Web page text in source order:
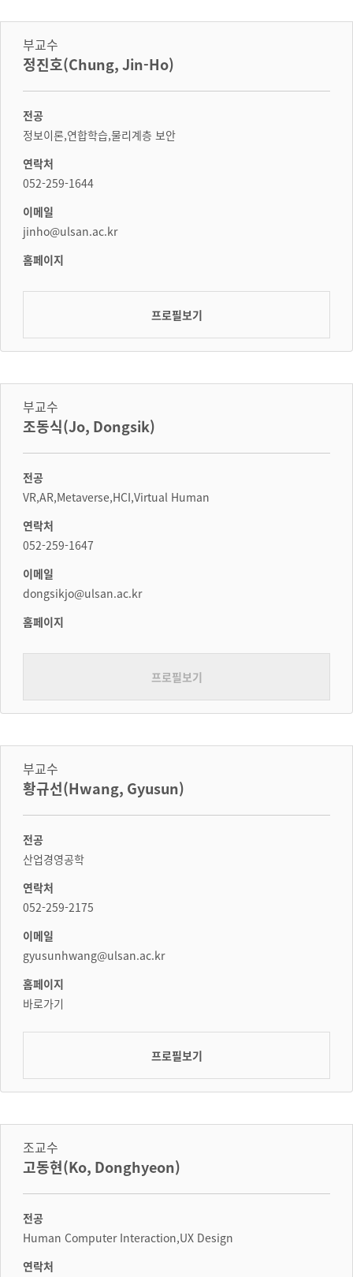
부교수
정진호(Chung, Jin-Ho)
전공
정보이론,연합학습,물리계층 보안
연락처
052-259-1644
이메일
jinho@ulsan.ac.kr
홈페이지
프로필보기
부교수
조동식(Jo, Dongsik)
전공
VR,AR,Metaverse,HCI,Virtual Human
연락처
052-259-1647
이메일
dongsikjo@ulsan.ac.kr
홈페이지
프로필보기
부교수
황규선(Hwang, Gyusun)
전공
산업경영공학
연락처
052-259-2175
이메일
gyusunhwang@ulsan.ac.kr
홈페이지
바로가기
프로필보기
조교수
고동현(Ko, Donghyeon)
전공
Human Computer Interaction,UX Design
연락처